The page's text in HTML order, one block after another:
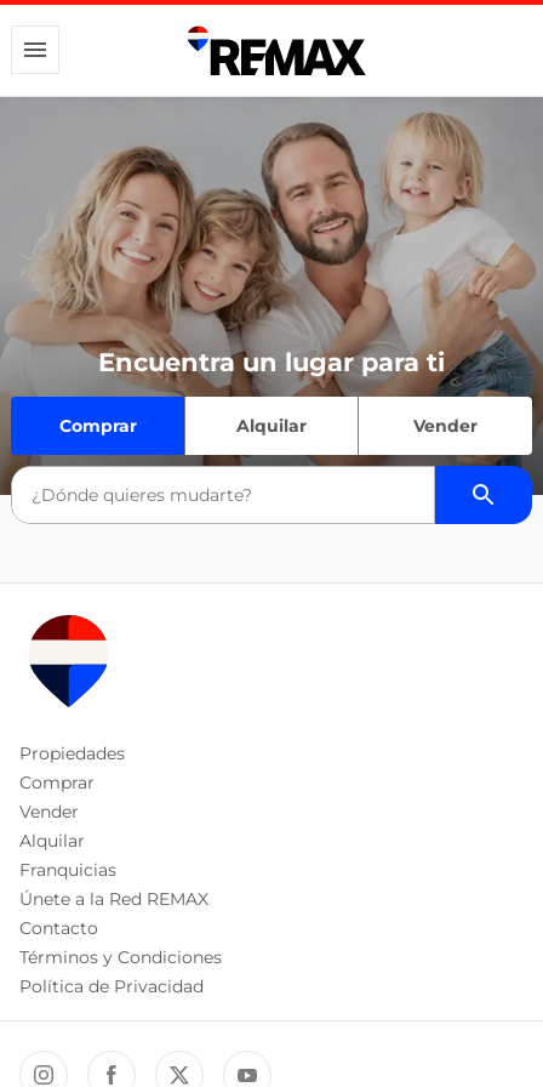
Encuentra un lugar para ti
Comprar Alquilar Vender
Propiedades
Comprar
Vender
Alquilar
Franquicias
Únete a la Red REMAX
Contacto
Términos y Condiciones
Política de Privacidad